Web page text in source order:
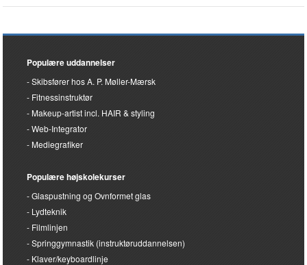
Populære uddannelser
Skibsfører hos A. P. Møller-Mærsk
Fitnessinstruktør
Makeup-artist incl. HAIR & styling
Web-Integrator
Mediegrafiker
Populære højskolekurser
Glaspustning og Ovnformet glas
Lydteknik
Filmlinjen
Springgymnastik (instruktøruddannelsen)
Klaver/keyboardlinje